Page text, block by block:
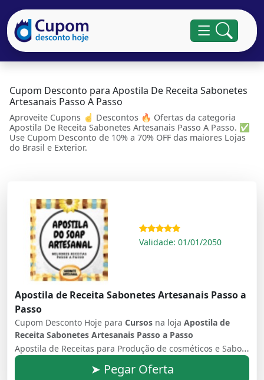
Cupom Desconto para Apostila De Receita Sabonetes
Artesanais Passo A Passo
Aproveite Cupons ☝ Descontos 🔥 Ofertas da categoria
Apostila De Receita Sabonetes Artesanais Passo A Passo. ✅
Use Cupom Desconto de 10% a 70% OFF das maiores Lojas
do Brasil e Exterior.
Validade: 01/01/2050
Apostila de Receita Sabonetes Artesanais Passo a
Passo
Cupom Desconto Hoje para Cursos na loja Apostila de
Receita Sabonetes Artesanais Passo a Passo
Apostila de Receitas para Produção de cosméticos e Sabonetes Artesanais naturais Passo A Passo onde qualquer pessoa poderá fazer de forma Simples e Fácil. Sabonetes, Hidratantes, Óleo Corporal, Gel, Cremes, tratamento para os Pés, acnes e muitos outros. APOSTILA DE RECEITAS COMPLETA + PASSO A PASSO Não é atoa que os produtos exclusivos são muito procurados. nesta apostila você pode confeccionar sabonetes para ocasiões especiais, como presente, como lembrança, para crianças. E o melhor, você pode personalizar o sabonete do seu jeito, com a cor e essência que quiser. alem disso na compra você recebe 5 bônus exclusivos com Passo a Passo, receitas interessantes para acrescentar nas vendas. Fornecedores da matéria Prima, dicas, truques e muito mais...
➤ Pegar Oferta